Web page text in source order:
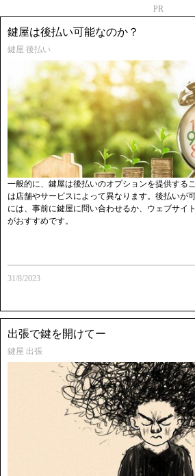
PR
鍵屋は後払い可能なのか？
鍵屋 後払い
一般的に、鍵屋は後払いのオプションを提供する
は店舗やサービスによって異なります。後払いが
には、事前に鍵屋に問い合わせるか、ウェブサイ
がおすすめです。
31/8/2023
出張で鍵を開けてー
鍵屋 出張